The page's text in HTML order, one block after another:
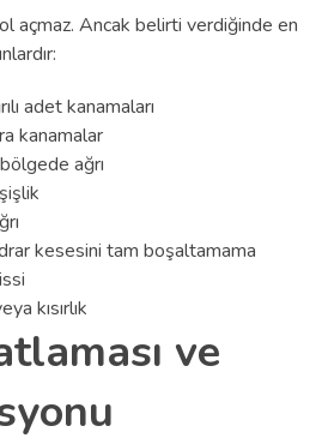
açmaz. Ancak belirti verdiğinde en
adet kanamaları
kanamalar
ağrı
kesesini tam boşaltamama
kısırlık
ve